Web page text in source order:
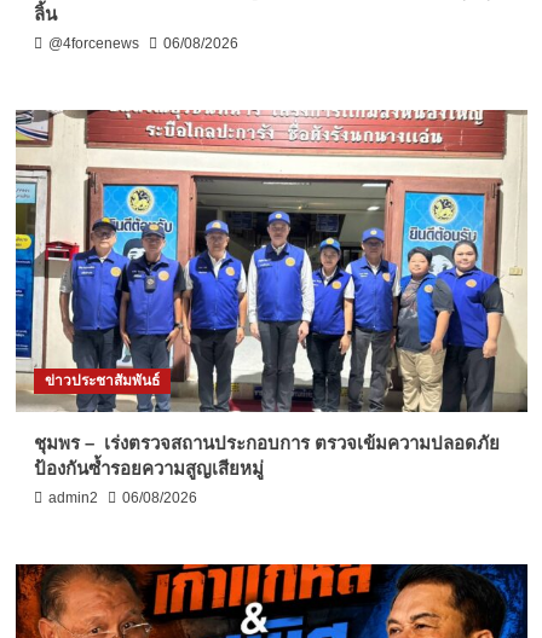
ลิ้น
@4forcenews 06/08/2026
ข่าวประชาสัมพันธ์
ชุมพร – เร่งตรวจสถานประกอบการ ตรวจเข้มความปลอดภัย
ป้องกันซ้ำรอยความสูญเสียหมู่
admin2 06/08/2026